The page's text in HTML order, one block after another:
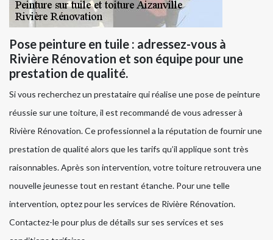
Pose peinture en tuile : adressez-vous à
Rivière Rénovation et son équipe pour une
prestation de qualité.
Si vous recherchez un prestataire qui réalise une pose de peinture
réussie sur une toiture, il est recommandé de vous adresser à
Rivière Rénovation. Ce professionnel a la réputation de fournir une
prestation de qualité alors que les tarifs qu’il applique sont très
raisonnables. Après son intervention, votre toiture retrouvera une
nouvelle jeunesse tout en restant étanche. Pour une telle
intervention, optez pour les services de Rivière Rénovation.
Contactez-le pour plus de détails sur ses services et ses